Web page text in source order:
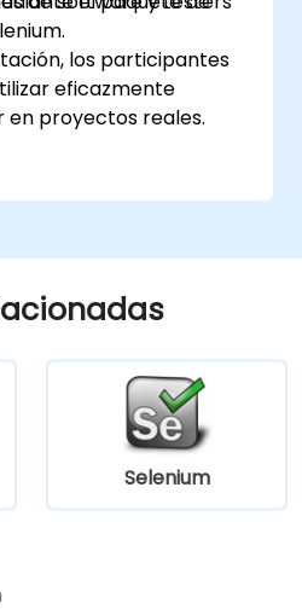
los participantes
eficazmente
en proyectos reales.
Selenium